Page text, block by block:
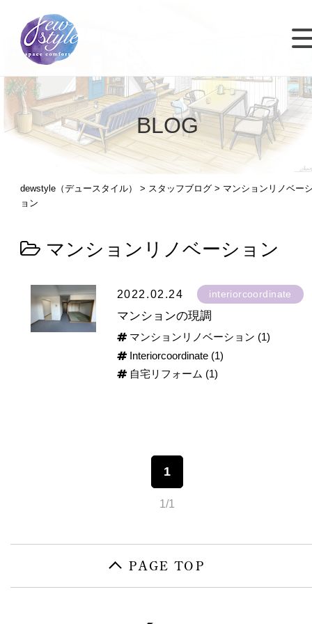
BLOG
dewstyle（デュースタイル） > スタッフブログ > マンションリノベー
ョン
マンションリノベーション
2022.02.24 interiorcoordinate
マンションの現調
マンションリノベーション (1)
Interiorcoordinate (1)
自宅リフォーム (1)
1
1/1
PAGE TOP